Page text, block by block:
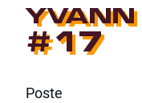
YVANN
#17
Poste